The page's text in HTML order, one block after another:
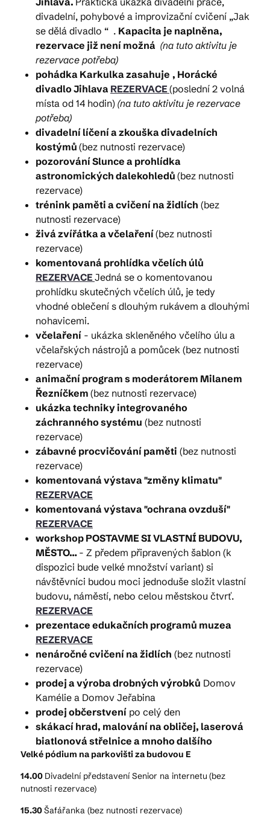
divadelní, pohybové a improvizační cvičení „Jak
se dělá divadlo “ . Kapacita je naplněna,
rezervace již není možná (na tuto aktivitu je
rezervace potřeba)
pohádka Karkulka zasahuje , Horácké
divadlo Jihlava REZERVACE(poslední 2 volná
místa od 14 hodin) (na tuto aktivitu je rezervace
potřeba)
divadelní líčení a zkouška divadelních
kostýmů (bez nutnosti rezervace)
pozorování Slunce a prohlídka
astronomických dalekohledů (bez nutnosti
rezervace)
trénink paměti a cvičení na židlích (bez
nutnosti rezervace)
živá zvířátka a včelaření(bez nutnosti
rezervace)
komentovaná prohlídka včelích úlů
REZERVACEJedná se o komentovanou
prohlídku skutečných včelích úlů, je tedy
vhodné oblečení s dlouhým rukávem a dlouhými
nohavicemi.
včelaření - ukázka skleněného včelího úlu a
včelařských nástrojů a pomůcek (bez nutnosti
rezervace)
animační program s moderátorem Milanem
Řezníčkem (bez nutnosti rezervace)
ukázka techniky integrovaného
záchranného systému (bez nutnosti
rezervace)
zábavné procvičování paměti (bez nutnosti
rezervace)
komentovaná výstava "změny klimatu"
REZERVACE
komentovaná výstava "ochrana ovzduší"
REZERVACE
workshop POSTAVME SI VLASTNÍ BUDOVU,
MĚSTO… - Z předem připravených šablon (k
dispozici bude velké množství variant) si
návštěvníci budou moci jednoduše složit vlastní
budovu, náměstí, nebo celou městskou čtvrť.
REZERVACE
prezentace edukačních programů muzea
REZERVACE
nenáročné cvičení na židlích (bez nutnosti
rezervace)
prodej a výroba drobných výrobků Domov
Kamélie a Domov Jeřabina
prodej občerstvení po celý den
skákací hrad, malování na obličej, laserová
biatlonová střelnice a mnoho dalšího
Velké pódium na parkovišti za budovou E
14.00 Divadelní představení Senior na internetu (bez
nutnosti rezervace)
15.30Šafářanka (bez nutnosti rezervace)